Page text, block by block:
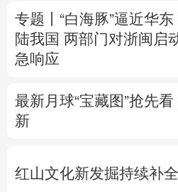
专题丨 “白海豚”逼近华
陆我国 两部门对浙闽启
急响应
最新月球“宝藏图”抢先看
新
红山文化新发掘持续补